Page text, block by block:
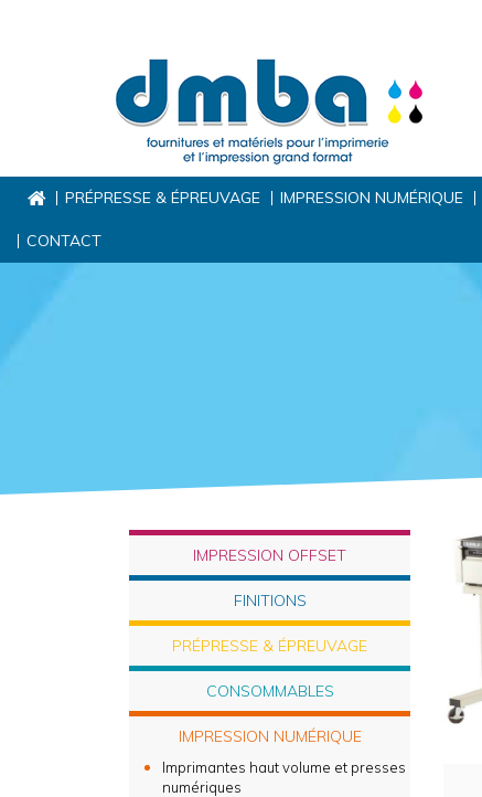
PRÉPRESSE & ÉPREUVAGE IMPRESSION NUMÉRIQUE
CONTACT
IMPRESSION OFFSET
FINITIONS
PRÉPRESSE & ÉPREUVAGE
CONSOMMABLES
IMPRESSION NUMÉRIQUE
Imprimantes haut volume et presses
numériques